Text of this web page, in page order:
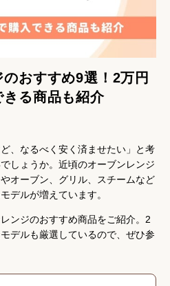
おすすめ9選！2万円
きる商品も紹介
、なるべく安く済ませたい」と考
しょうか。近頃のオーブンレンジ
オーブン、グリル、スチームなど
デルが増えています。
ンジのおすすめ商品をご紹介。2
デルも厳選しているので、ぜひ参